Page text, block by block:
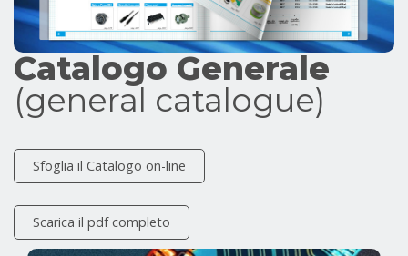
Catalogo Generale
(general catalogue)
Sfoglia il Catalogo on-line
Scarica il pdf completo